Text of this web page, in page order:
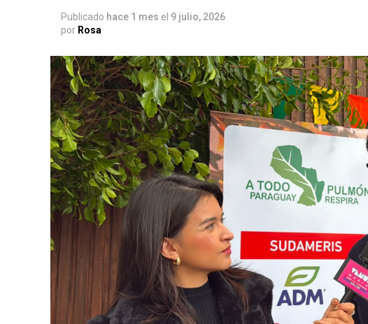
Publicado hace 1 mes el 9 julio, 2026
por Rosa